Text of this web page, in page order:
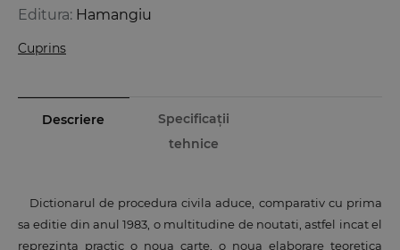
Editura: Hamangiu
Cuprins
Descriere
Specificații
tehnice
Dictionarul de procedura civila aduce, comparativ cu prima
sa editie din anul 1983, o multitudine de noutati, astfel incat el
reprezinta practic o noua carte, o noua elaborare teoretica